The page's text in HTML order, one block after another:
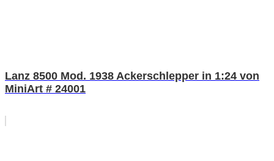
Lanz 8500 Mod. 1938 Ackerschlepper in 1:24 von
MiniArt # 24001